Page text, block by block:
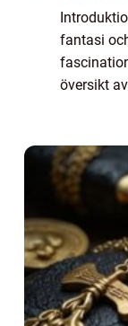
fantasi
översikt